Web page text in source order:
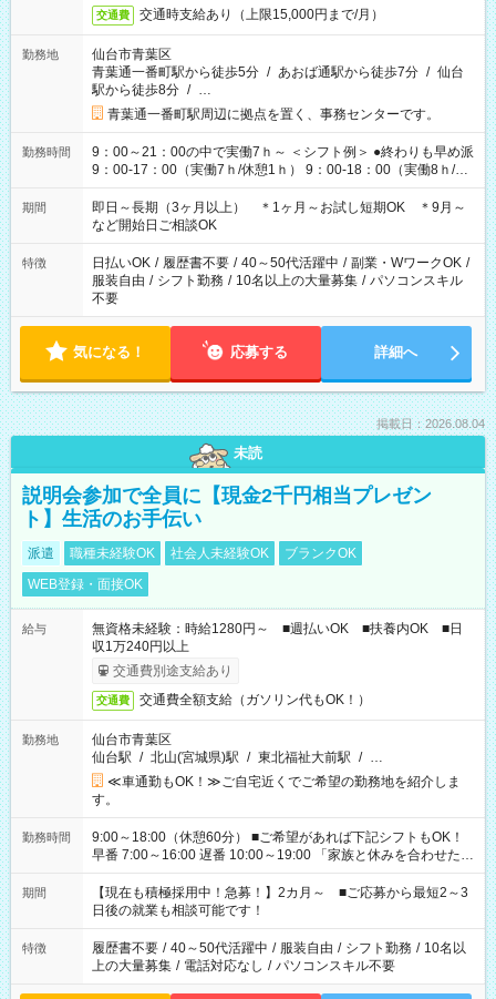
交通費 交通時支給あり（上限15,000円まで/月）
勤務地
仙台市青葉区
青葉通一番町駅から徒歩5分 / あおば通駅から徒歩7分 / 仙台
駅から徒歩8分 / …
青葉通一番町駅周辺に拠点を置く、事務センターです。
勤務時間
9：00～21：00の中で実働7ｈ～ ＜シフト例＞ ●終わりも早め派
9：00-17：00（実働7ｈ/休憩1ｈ） 9：00-18：00（実働8ｈ/休
憩1ｈ） 10：00-19：00（実働8ｈ/休憩1ｈ） ●朝ゆっくり派
11：00-20：00（実働8ｈ/休憩1ｈ） 12：00-20：00（実働7ｈ/
休憩1ｈ） 12：00-21：00（実働8ｈ/休憩1ｈ） 13：00-22：
00（実働8ｈ/休憩1ｈ） ＊時間帯固定OK
期間
即日～長期（3ヶ月以上） ＊1ヶ月～お試し短期OK ＊9月～
など開始日ご相談OK
特徴 日払いOK / 履歴書不要 / 40～50代活躍中 / 副業・WワークOK /
服装自由 / シフト勤務 / 10名以上の大量募集 / パソコンスキル
不要
気になる！ 応募する 詳細へ
掲載日：2026.08.04
未読
説明会参加で全員に【現金2千円相当プレゼン
ト】生活のお手伝い
派遣 職種未経験OK 社会人未経験OK
ブランクOK
WEB登録・面接OK
給与
無資格未経験：時給1280円～ ■週払いOK ■扶養内OK ■日
収1万240円以上
交通費別途支給あり
交通費 交通費全額支給（ガソリン代もOK！）
勤務地
仙台市青葉区
仙台駅 / 北山(宮城県)駅 / 東北福祉大前駅 / …
≪車通勤もOK！≫ご自宅近くでご希望の勤務地を紹介しま
す。
勤務時間
9:00～18:00（休憩60分） ■ご希望があれば下記シフトもOK！
早番 7:00～16:00 遅番 10:00～19:00 「家族と休みを合わせた
い」 「余裕を持って夕飯の準備がしたい」 「できれば残業はし
たくない」 など、ご希望を教えてくださいね。 ※Wワーク希望
の方へ 今ご覧のお仕事で希望する勤務時間と、もう1つのお仕事
の勤務時間。 合計で週40時間を超える場合は応募できません。
期間
【現在も積極採用中！急募！】2カ月～ ■ご応募から最短2～3
日後の就業も相談可能です！
特徴 履歴書不要 / 40～50代活躍中 / 服装自由 / シフト勤務 / 10名以
上の大量募集 / 電話対応なし / パソコンスキル不要